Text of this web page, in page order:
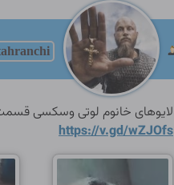
لایوهای خانوم لوتی وسکسی قسمت9
https://v.gd/wZJOfs